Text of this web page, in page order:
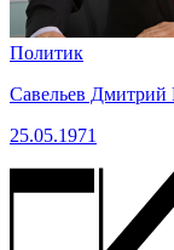
Политик
Савельев Дмитрий
25.05.1971